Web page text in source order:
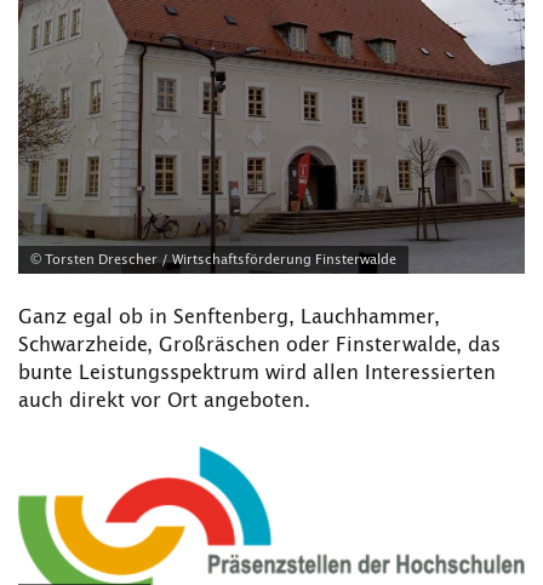
© Torsten Drescher / Wirtschaftsförderung Finsterwalde
Ganz egal ob in Senftenberg, Lauchhammer,
Schwarzheide, Großräschen oder Finsterwalde, das
bunte Leistungsspektrum wird allen Interessierten
auch direkt vor Ort angeboten.